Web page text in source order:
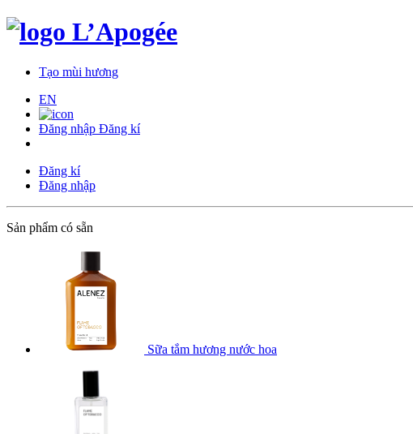
Tạo mùi hương
EN
Đăng nhập Đăng kí
Đăng kí
Đăng nhập
Sản phẩm có sẵn
Sữa tắm hương nước hoa